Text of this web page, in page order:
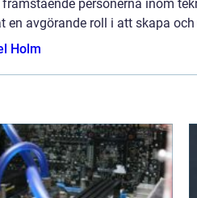
personerna inom
en avgörande roll i att skapa och
Holm